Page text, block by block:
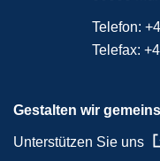
Telefon:
Telefax:
Gestalten wir
Unterstützen Sie uns